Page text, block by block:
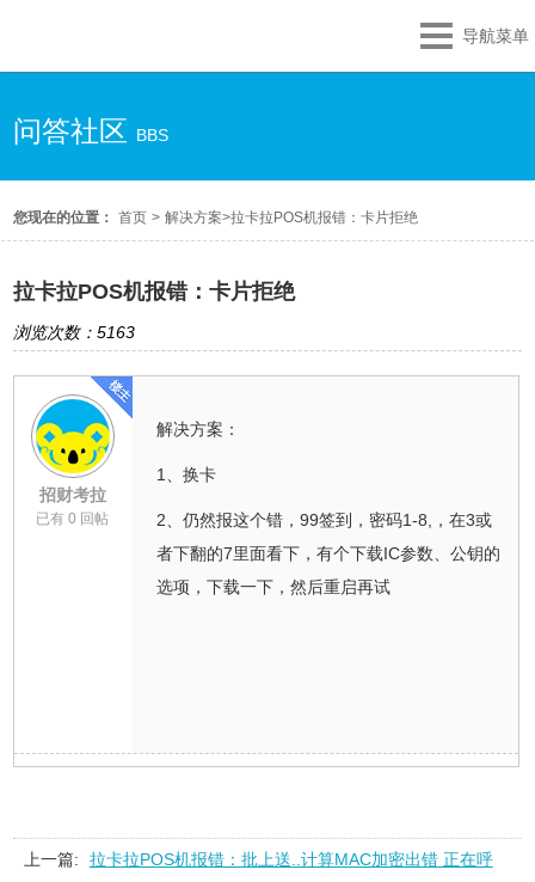
导航菜单
问答社区 BBS
您现在的位置： 首页 > 解决方案>拉卡拉POS机报错：卡片拒绝
拉卡拉POS机报错：卡片拒绝
浏览次数：5163
招财考拉
已有 0 回帖
解决方案：
1、换卡
2、仍然报这个错，99签到，密码1-8,，在3或
者下翻的7里面看下，有个下载IC参数、公钥的
选项，下载一下，然后重启再试
上一篇:
拉卡拉POS机报错：批上送..计算MAC加密出错 正在呼